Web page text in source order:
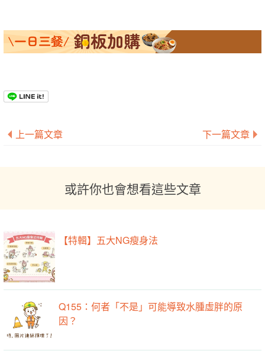
上一篇文章 下一篇文章
或許你也會想看這些文章
【特輯】五大NG瘦身法
Q155：何者「不是」可能導致水腫虛胖的原
因？